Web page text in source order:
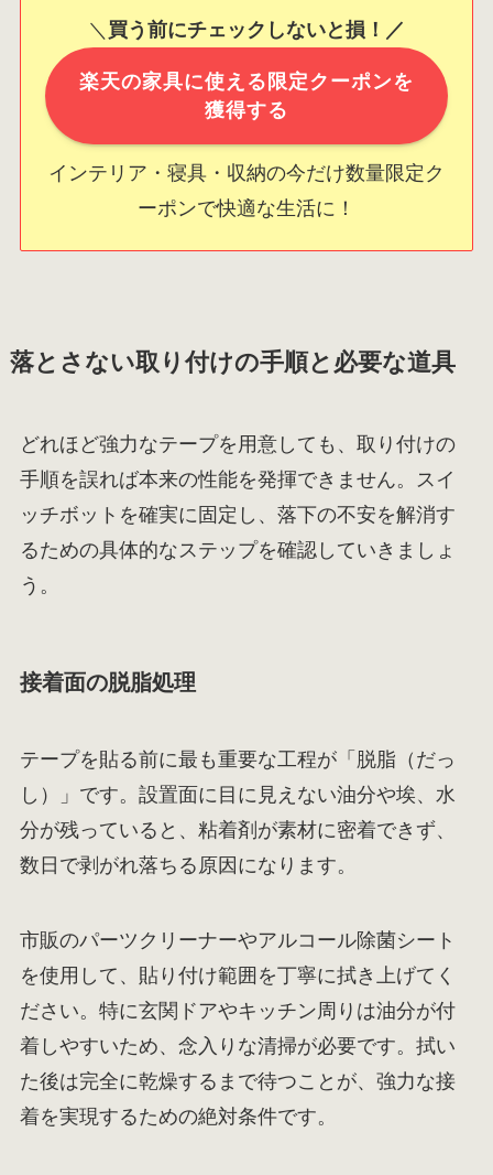
＼ 買う前にチェックしないと損！／
楽天の家具に使える限定クーポンを
獲得する
インテリア・寝具・収納の今だけ数量限定ク
ーポンで快適な生活に！
落とさない取り付けの手順と必要な道具
どれほど強力なテープを用意しても、取り付けの
手順を誤れば本来の性能を発揮できません。スイ
ッチボットを確実に固定し、落下の不安を解消す
るための具体的なステップを確認していきましょ
う。
接着面の脱脂処理
テープを貼る前に最も重要な工程が「脱脂（だっ
し）」です。設置面に目に見えない油分や埃、水
分が残っていると、粘着剤が素材に密着できず、
数日で剥がれ落ちる原因になります。
市販のパーツクリーナーやアルコール除菌シート
を使用して、貼り付け範囲を丁寧に拭き上げてく
ださい。特に玄関ドアやキッチン周りは油分が付
着しやすいため、念入りな清掃が必要です。拭い
た後は完全に乾燥するまで待つことが、強力な接
着を実現するための絶対条件です。